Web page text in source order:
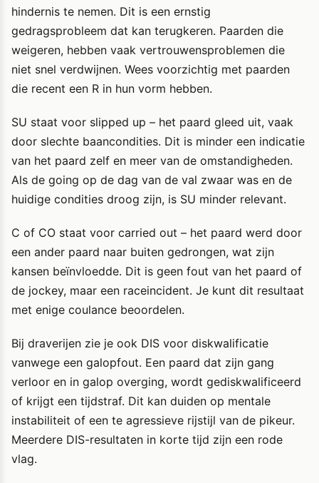
hindernis te nemen. Dit is een ernstig
gedragsprobleem dat kan terugkeren. Paarden die
weigeren, hebben vaak vertrouwensproblemen die
niet snel verdwijnen. Wees voorzichtig met paarden
die recent een R in hun vorm hebben.
SU staat voor slipped up – het paard gleed uit, vaak
door slechte baancondities. Dit is minder een indicatie
van het paard zelf en meer van de omstandigheden.
Als de going op de dag van de val zwaar was en de
huidige condities droog zijn, is SU minder relevant.
C of CO staat voor carried out – het paard werd door
een ander paard naar buiten gedrongen, wat zijn
kansen beïnvloedde. Dit is geen fout van het paard of
de jockey, maar een raceincident. Je kunt dit resultaat
met enige coulance beoordelen.
Bij draverijen zie je ook DIS voor diskwalificatie
vanwege een galopfout. Een paard dat zijn gang
verloor en in galop overging, wordt gediskwalificeerd
of krijgt een tijdstraf. Dit kan duiden op mentale
instabiliteit of een te agressieve rijstijl van de pikeur.
Meerdere DIS-resultaten in korte tijd zijn een rode
vlag.